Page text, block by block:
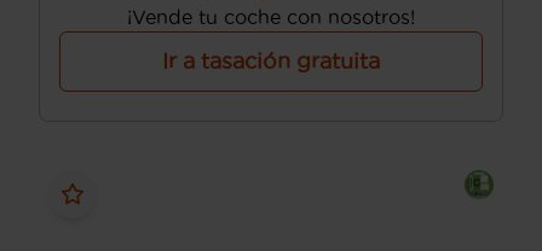
¡Vende tu coche con nosotros!
Ir a tasación gratuita